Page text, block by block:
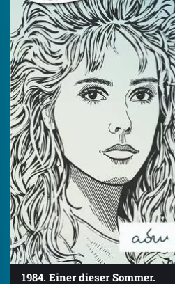
1984. Einer dieser Sommer.